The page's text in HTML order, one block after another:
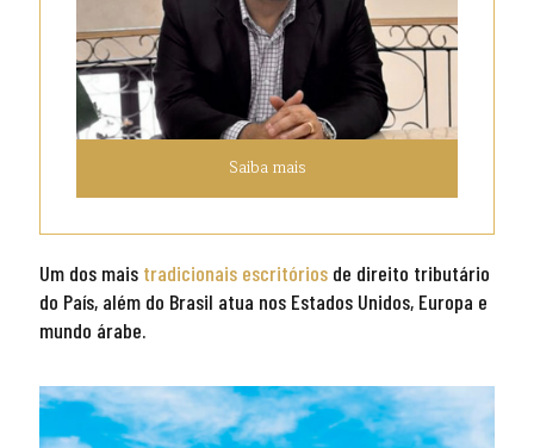
Saiba mais
Um dos mais tradicionais escritórios de direito tributário
do País, além do Brasil atua nos Estados Unidos, Europa e
mundo árabe.